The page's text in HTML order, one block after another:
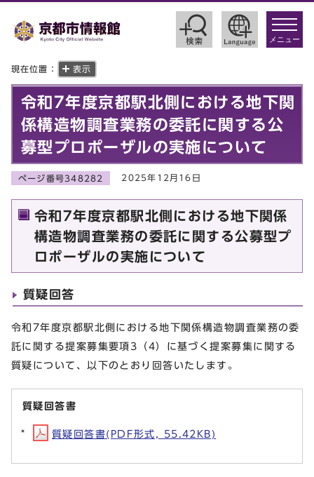
toggle
メニュー
現在位置： 表示
令和7年度京都駅北側における地下関
係構造物調査業務の委託に関する公
募型プロポーザルの実施について
ページ番号348282 2025年12月16日
令和7年度京都駅北側における地下関係
構造物調査業務の委託に関する公募型プ
ロポーザルの実施について
質疑回答
令和7年度京都駅北側における地下関係構造物調査業務の委
託に関する提案募集要項3（4）に基づく提案募集に関する
質疑について、以下のとおり回答いたします。
質疑回答書
質疑回答書(PDF形式, 55.42KB)